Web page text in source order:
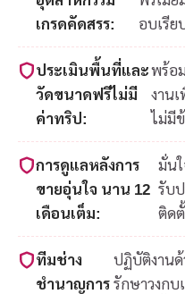
เกรดคัดสรร:
อบเรีย
ประเมินพื้นที่และ
วัดขนาดฟรีไม่มี
ค่าทริป:
พร้อ
งาน
ไม่มี
การดูแลหลังการ
ขายอุ่นใจ นาน 12
เดือนเต็ม:
มั่น
รับ
ติด
ทีมช่าง
ชำนาญการ
ปฏิบัติงาน
รักษาวงกบ